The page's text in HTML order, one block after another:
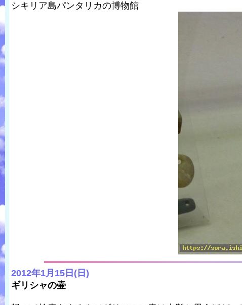
シキリア島パンタリカの博物館
2012年1月15日(日)
ギリシャの壷